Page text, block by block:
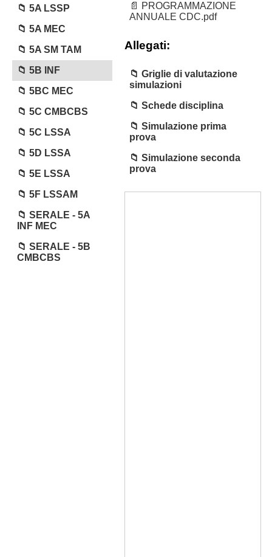
5A LSSP
5A MEC
5A SM TAM
5B INF
5BC MEC
5C CMBCBS
5C LSSA
5D LSSA
5E LSSA
5F LSSAM
SERALE - 5A
INF MEC
SERALE - 5B
CMBCBS
PROGRAMMAZIONE
ANNUALE CDC.pdf
Allegati:
Griglie di valutazione
simulazioni
Schede disciplina
Simulazione prima
prova
Simulazione seconda
prova